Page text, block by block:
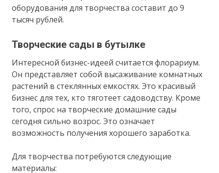
оборудования для творчества составит до 9
тысяч рублей.
Творческие сады в бутылке
Интересной бизнес-идеей считается флорариум.
Он представляет собой высаживание комнатных
растений в стеклянных емкостях. Это красивый
бизнес для тех, кто тяготеет садоводству. Кроме
того, спрос на творческие домашние сады
сегодня сильно возрос. Это означает
возможность получения хорошего заработка.
Для творчества потребуются следующие
материалы: